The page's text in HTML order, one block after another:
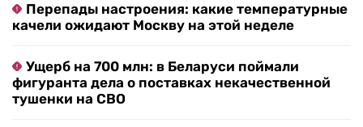
Перепады настроения: какие температурные
качели ожидают Москву на этой неделе
Ущерб на 700 млн: в Беларуси поймали
фигуранта дела о поставках некачественной
тушенки на СВО